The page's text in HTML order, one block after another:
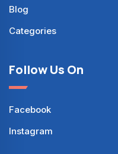
Blog
Categories
Follow Us On
Facebook
Instagram